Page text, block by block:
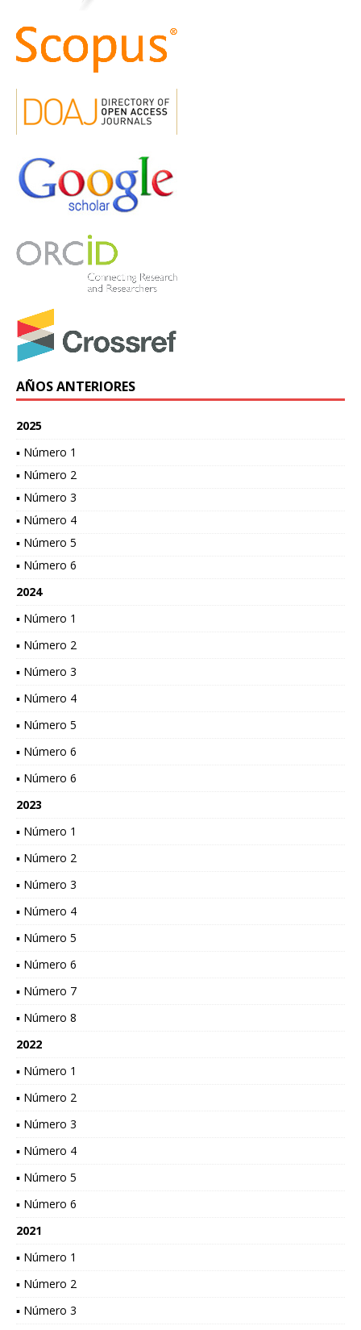
AÑOS ANTERIORES
2025
▪ Número 1
▪ Número 2
▪ Número 3
▪ Número 4
▪ Número 5
▪ Número 6
2024
▪ Número 1
▪ Número 2
▪ Número 3
▪ Número 4
▪ Número 5
▪ Número 6
▪ Número 6
2023
▪ Número 1
▪ Número 2
▪ Número 3
▪ Número 4
▪ Número 5
▪ Número 6
▪ Número 7
▪ Número 8
2022
▪ Número 1
▪ Número 2
▪ Número 3
▪ Número 4
▪ Número 5
▪ Número 6
2021
▪ Número 1
▪ Número 2
▪ Número 3